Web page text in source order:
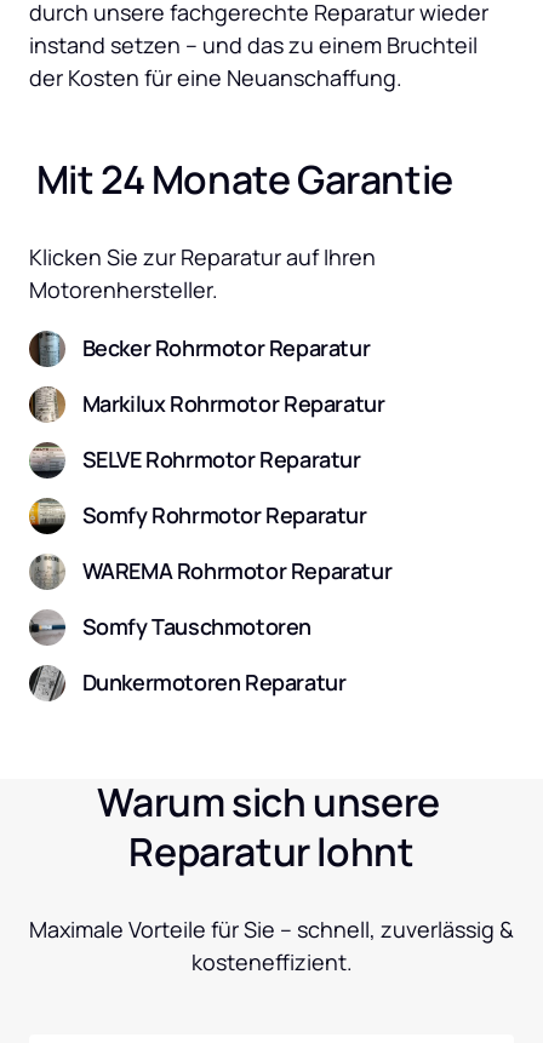
durch unsere fachgerechte Reparatur wieder
instand setzen – und das zu einem Bruchteil
der Kosten für eine Neuanschaffung.
Mit 24 Monate Garantie
Klicken Sie zur Reparatur auf Ihren
Motorenhersteller.
Becker Rohrmotor Reparatur
Markilux Rohrmotor Reparatur
SELVE Rohrmotor Reparatur
Somfy Rohrmotor Reparatur
WAREMA Rohrmotor Reparatur
Somfy Tauschmotoren
Dunkermotoren Reparatur
Warum sich unsere
Reparatur lohnt
Maximale Vorteile für Sie – schnell, zuverlässig &
kosteneffizient.